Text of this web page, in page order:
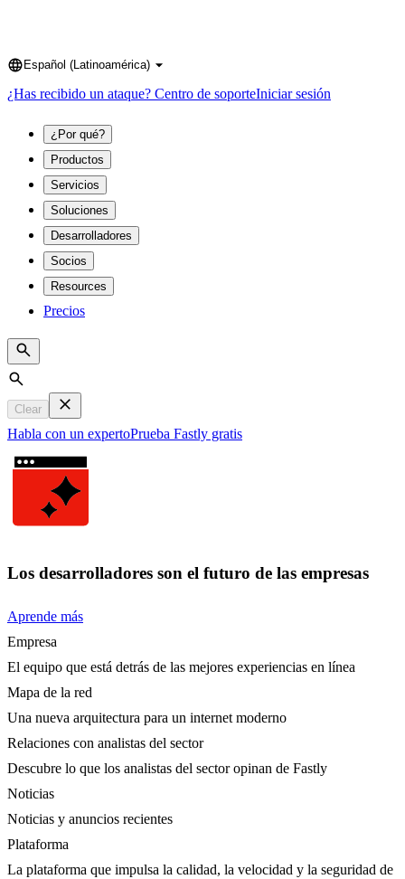
Language
Español (Latinoamérica)
¿Has recibido un ataque? Centro de soporteIniciar sesión
¿Por qué?
Productos
Servicios
Soluciones
Desarrolladores
Socios
Resources
Precios
Search
Clear
Habla con un expertoPrueba Fastly gratis
Los desarrolladores son el futuro de las empresas
Aprende más
Empresa
El equipo que está detrás de las mejores experiencias en línea
Mapa de la red
Una nueva arquitectura para un internet moderno
Relaciones con analistas del sector
Descubre lo que los analistas del sector opinan de Fastly
Noticias
Noticias y anuncios recientes
Plataforma
La plataforma que impulsa la calidad, la velocidad y la seguridad de